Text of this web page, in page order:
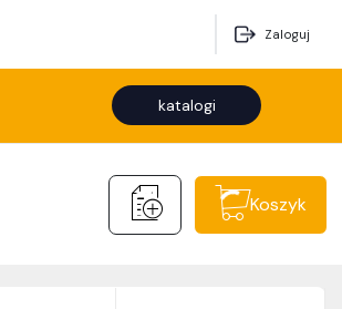
Zaloguj
katalogi
Koszyk